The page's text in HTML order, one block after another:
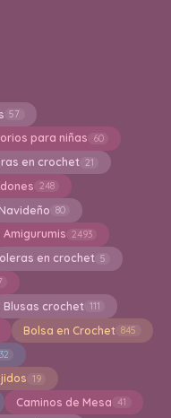
57
para niñas 60
en crochet 21
248
80
Amigurumis 2493
en crochet 5
Blusas crochet 111
Bolsa en Crochet 845
32
19
Caminos de Mesa 41